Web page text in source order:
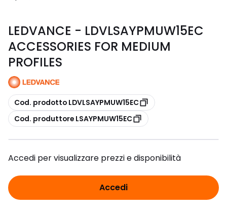
LEDVANCE - LDVLSAYPMUW15EC
ACCESSORIES FOR MEDIUM
PROFILES
copia
Cod. prodotto LDVLSAYPMUW15EC
copia
Cod. produttore LSAYPMUW15EC
Accedi per visualizzare prezzi e disponibilità
Accedi